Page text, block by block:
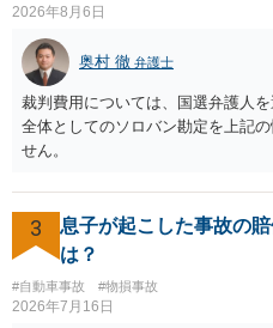
示書類 ・叔母様の診断名、けがの
・入院の有無、通院回数 ・現在も
やご家族等が加入している保険に
用特約が付帯しているか なお、被
で、弁護士が受任する場合には、
る必要があります。日本語での十
ので、そのあたりのご事情も踏ま
2026年8月6日
奥村 徹 弁護士
裁判費用については、国選弁護人
全体としてのソロバン勘定を上記
せん。
3
息子が起こした事故の
は？
#自動車事故 #物損事故
2026年7月16日